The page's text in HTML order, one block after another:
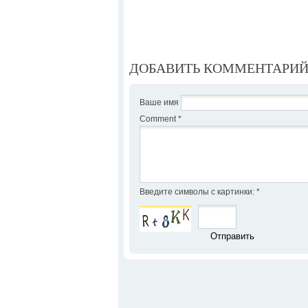
ДОБАВИТЬ КОММЕНТАРИЙ
Ваше имя
Comment *
Введите символы с картинки: *